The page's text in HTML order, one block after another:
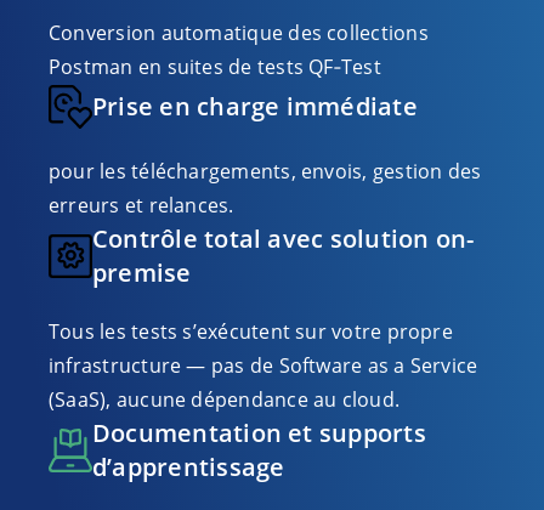
Conversion automatique des collections
Postman en suites de tests QF‑Test
Prise en charge immédiate
pour les téléchargements, envois, gestion des
erreurs et relances.
Contrôle total avec solution on-
premise
Tous les tests s’exécutent sur votre propre
infrastructure — pas de Software as a Service
(SaaS), aucune dépendance au cloud.
Documentation et supports
d’apprentissage